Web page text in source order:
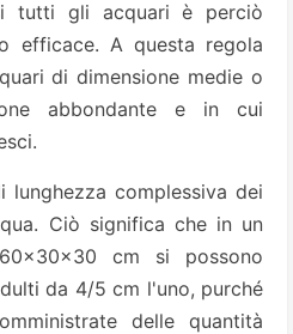
tutti gli acquari è perciò
efficace. A questa regola
di dimensione medie o
abbondante e in cui
complessiva dei
Ciò significa che in un
cm si possono
da 4/5 cm l'uno, purché
delle quantità